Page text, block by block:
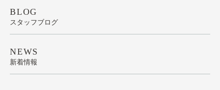
BLOG
スタッフブログ
NEWS
新着情報